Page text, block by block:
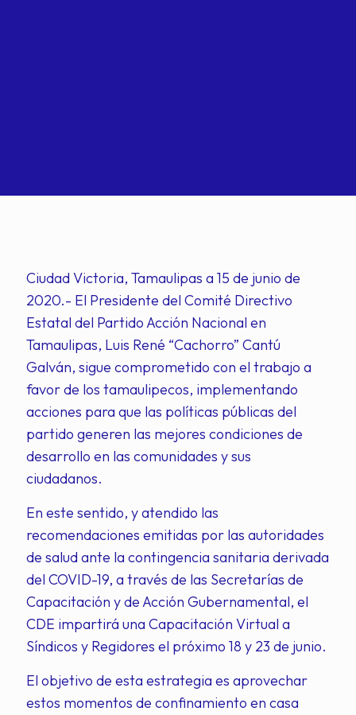
Ciudad Victoria, Tamaulipas a 15 de junio de
2020.- El Presidente del Comité Directivo
Estatal del Partido Acción Nacional en
Tamaulipas, Luis René “Cachorro” Cantú
Galván, sigue comprometido con el trabajo a
favor de los tamaulipecos, implementando
acciones para que las políticas públicas del
partido generen las mejores condiciones de
desarrollo en las comunidades y sus
ciudadanos.
En este sentido, y atendido las
recomendaciones emitidas por las autoridades
de salud ante la contingencia sanitaria derivada
del COVID-19, a través de las Secretarías de
Capacitación y de Acción Gubernamental, el
CDE impartirá una Capacitación Virtual a
Síndicos y Regidores el próximo 18 y 23 de junio.
El objetivo de esta estrategia es aprovechar
estos momentos de confinamiento en casa